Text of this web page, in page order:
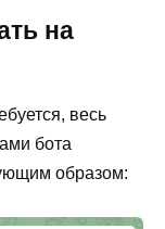
на
весь
бота
образом: